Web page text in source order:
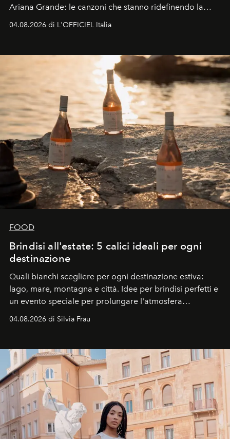
Ariana Grande: le canzoni che stanno ridefinendo la
colonna sonora della stagione.
04.08.2026 di L'OFFICIEL Italia
FOOD
Brindisi all'estate: 5 calici ideali per ogni
destinazione
Quali bianchi scegliere per ogni destinazione estiva:
lago, mare, montagna e città. Idee per brindisi perfetti e
un evento speciale per prolungare l'atmosfera
04.08.2026 di Silvia Frau